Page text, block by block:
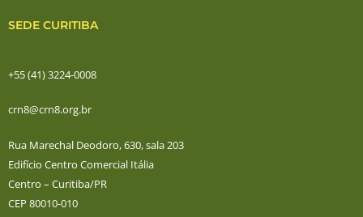
SEDE CURITIBA
+55 (41) 3224-0008
crn8@crn8.org.br
Rua Marechal Deodoro, 630, sala 203
Edifício Centro Comercial Itália
Centro – Curitiba/PR
CEP 80010-010